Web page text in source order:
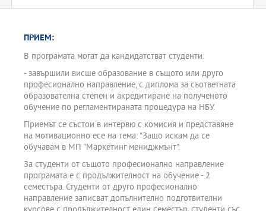
ПРИЕМ:
В програмата могат да кандидатстват студенти:
- завършили висше образование в същото или друго
професионално направление, с диплома за съответната
образователна степен и акредитиране на полученото
обучение по регламентираната процедура на НБУ.
Приемът се състои в интервю с комисия и представяне
на мотивационно есе на тема: "Защо искам да се
обучавам в МП "Маркетинг мениджмънт".
За студенти от същото професионално направление
програмата е с продължителност на обучение - 2
семестъра. Студенти от друго професионално
направление записват допълнително подготвителни